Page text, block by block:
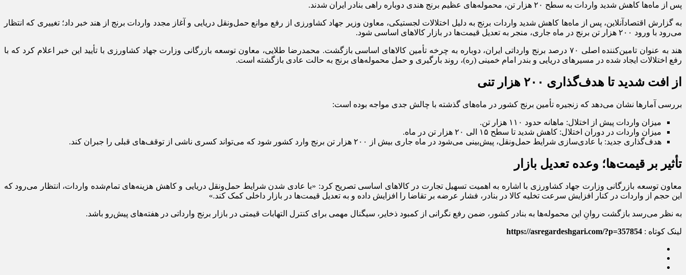
پس از ماه‌ها کاهش شدید واردات به سطح ۲۰ هزار تن، محموله‌های عظیم برنج هندی دوباره راهی بنادر ایران شدند.
به گزارش اقتصادآنلاین، پس از ماه‌ها کاهش شدید واردات برنج به دلیل اختلالات لجستیکی، معاون وزیر جهاد کشاورزی از رفع موانع حمل‌ونقل دریایی و آغاز مجدد واردات برنج از هند خبر داد؛ تغییری که انتظار
می‌رود با ورود ۲۰۰ هزار تن برنج در ماه جاری، منجر به تعدیل قیمت‌ها در بازار کالاهای اساسی شود.
هند به عنوان تامین‌کننده اصلی ۷۰ درصد برنج وارداتی ایران، دوباره به چرخه تأمین کالاهای اساسی بازگشت. محمد‌رضا طلایی، معاون توسعه بازرگانی وزارت جهاد کشاورزی با تأیید این خبر اعلام کرد که با
رفع اختلالات ایجاد شده در مسیرهای دریایی و بندر امام خمینی (ره)، روند بارگیری و حمل محموله‌های برنج به حالت عادی بازگشته است.
از افت شدید تا هدف‌گذاری ۲۰۰ هزار تنی
بررسی آمارها نشان می‌دهد که زنجیره تأمین برنج کشور در ماه‌های گذشته با چالش جدی مواجه بوده است:
میزان واردات پیش از اختلال: ماهانه حدود ۱۱۰ هزار تن.
میزان واردات در دوران اختلال: کاهش شدید تا سطح ۱۵ الی ۲۰ هزار تن در ماه.
هدف‌گذاری جدید: با عادی‌سازی شرایط حمل‌ونقل، پیش‌بینی می‌شود در ماه جاری بیش از ۲۰۰ هزار تن برنج وارد کشور شود که می‌تواند کسری ناشی از توقف‌های قبلی را جبران کند.
تأثیر بر قیمت‌ها؛ وعده تعدیل بازار
معاون توسعه بازرگانی وزارت جهاد کشاورزی با اشاره به اهمیت تسهیل تجارت در کالاهای اساسی تصریح کرد: «با عادی شدن شرایط حمل‌ونقل دریایی و کاهش هزینه‌های تمام‌شده واردات، انتظار می‌رود که
این حجم از واردات در کنار افزایش سرعت تخلیه کالا در بنادر، فشار عرضه بر تقاضا را افزایش داده و به تعدیل قیمت‌ها در بازار داخلی کمک کند.»
به نظر می‌رسد بازگشت روانِ این محموله‌ها به بنادر کشور، ضمن رفع نگرانی از کمبود ذخایر، سیگنال مهمی برای کنترل التهابات قیمتی در بازار برنج وارداتی در هفته‌های پیش‌رو باشد.
لینک کوتاه : https://asregardeshgari.com/?p=357854